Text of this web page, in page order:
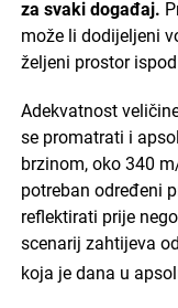
za svaki događaj.
može li dodijeljeni
željeni prostor
Adekvatnost
se promatrati i
brzinom, oko 340
potreban određeni
reflektirati prije
scenarij zahtijeva
koja je dana u